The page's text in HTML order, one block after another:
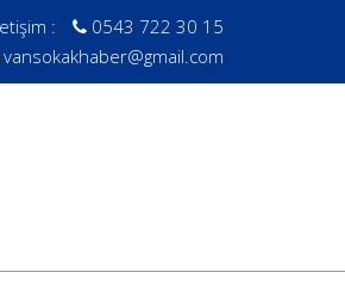
:
0543 722 30 15
vansokakhaber@gmail.com